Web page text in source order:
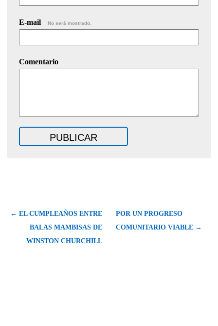
E-mail No será mostrado.
Comentario
← EL CUMPLEAÑOS ENTRE
BALAS MAMBISAS DE
WINSTON CHURCHILL
POR UN PROGRESO
COMUNITARIO VIABLE →